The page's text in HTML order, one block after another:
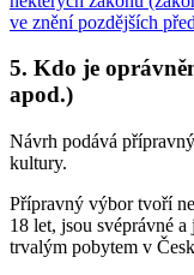
ve znění pozdějších
5. Kdo je
apod.)
Návrh podává
kultury.
Přípravný výbor tvoří
18 let, jsou svéprávné
trvalým pobytem v